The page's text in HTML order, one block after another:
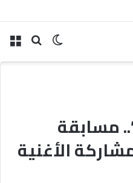
يعقّد مسار الفدرالي
بحث الوضع
مسابقة
الأغنية